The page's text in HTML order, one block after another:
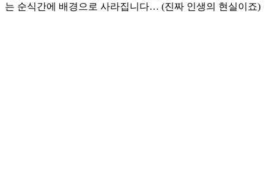
는 순식간에 배경으로 사라집니다… (진짜 인생의 현실이죠)